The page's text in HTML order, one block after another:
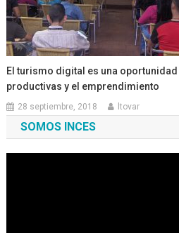
El turismo digital es una
productivas y el emprendimiento
28 septiembre, 2018 ltovar
SOMOS INCES